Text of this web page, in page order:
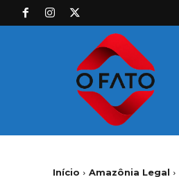
Início Amazônia Legal